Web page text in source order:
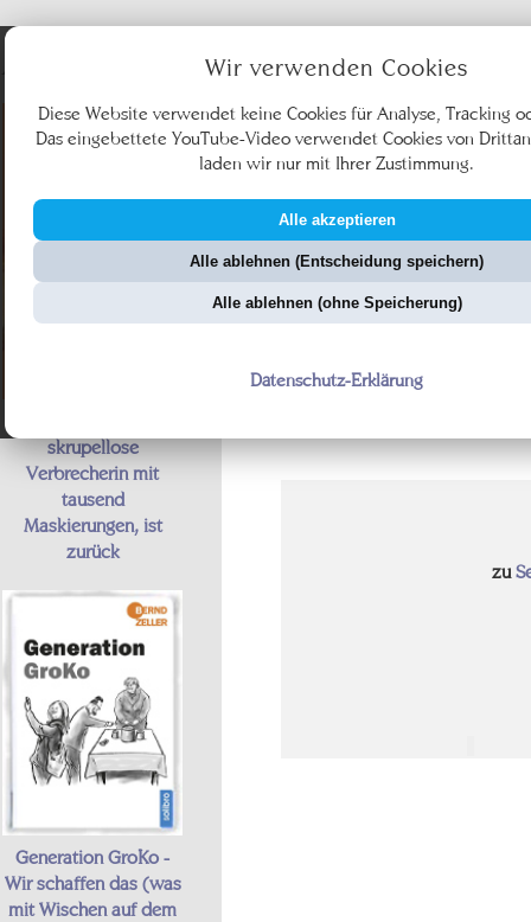
Wir verwenden Cookies
Diese Website verwendet keine Cookies für Analyse, Tracking
Das eingebettete YouTube-Video verwendet Cookies von
laden wir nur mit Ihrer Zustimmung.
Alle akzeptieren
Alle ablehnen (Entscheidung speichern)
Alle ablehnen (ohne Speicherung)
Datenschutz-Erklärung
skrupellose
Verbrecherin mit
tausend
Maskierungen, ist
zurück
Generation GroKo -
Wir schaffen das (was
mit Wischen auf dem
zu